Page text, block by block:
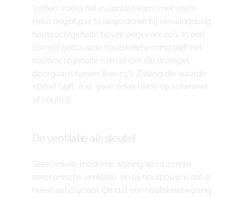
“rotten” zodra het in contact komt met vocht.
Hout begint pas te degraderen bij een langdurig
houtvochtgehalte boven ongeveer 20%. In een
correct gebouwde houtskeletwoning blijft het
houtvochtgehalte ruim onder die drempel,
doorgaans tussen 8 en 15%. Zolang die waarde
stabiel blijft, is er geen enkel risico op schimmel
of houtrot.
De ventilatie als sleutel
Geen enkele moderne woning komt zonder
mechanische ventilatie, en bij houtbouw is dat al
helemaal cruciaal. Omdat een houtskeletwoning